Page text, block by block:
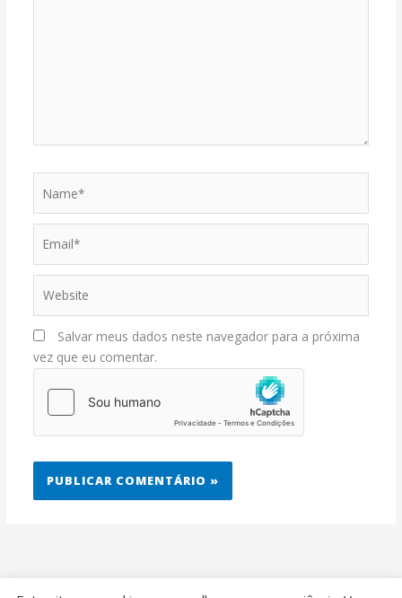
Salvar meus dados neste navegador para a próxima
vez que eu comentar.